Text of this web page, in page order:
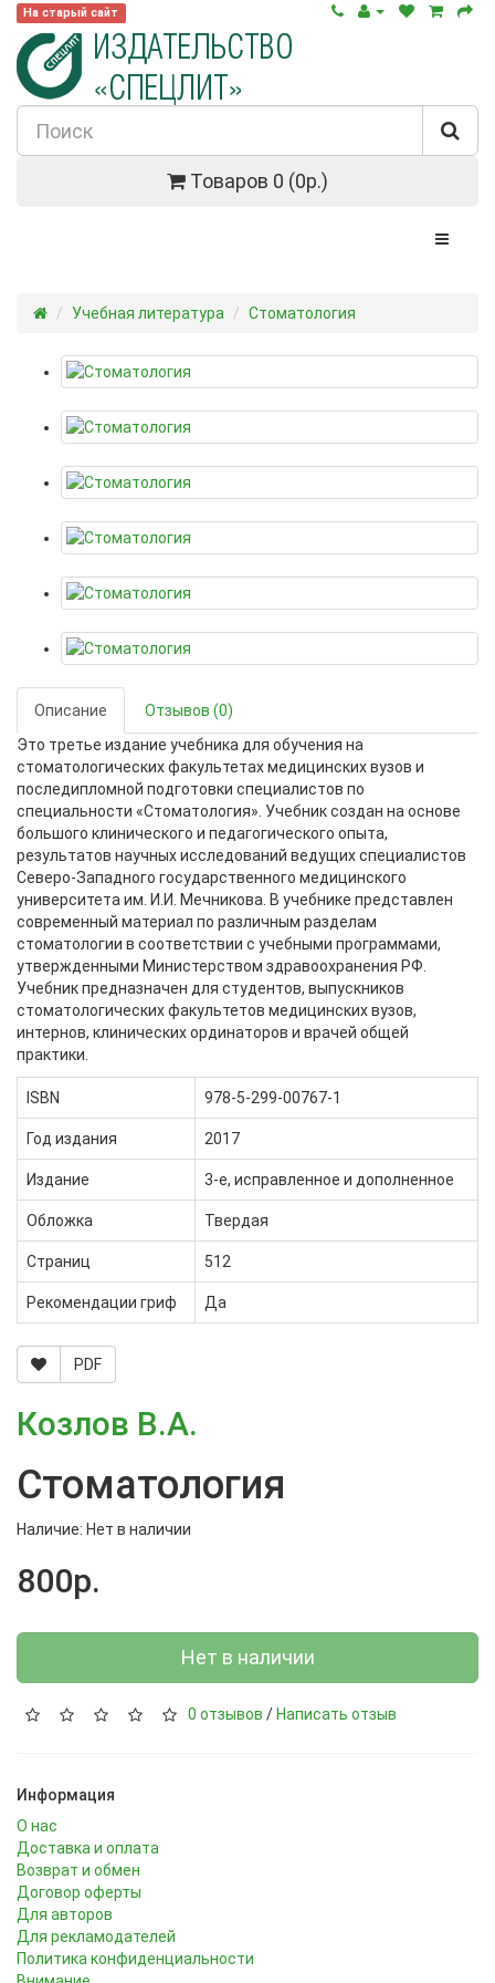
На старый сайт
Товаров 0 (0р.)
Учебная литература Стоматология
Описание
Отзывов (0)
Это третье издание учебника для обучения на
стоматологических факультетах медицинских вузов и
последипломной подготовки специалистов по
специальности «Стоматология». Учебник создан на основе
большого клинического и педагогического опыта,
результатов научных исследований ведущих специалистов
Северо-Западного государственного медицинского
университета им. И.И. Мечникова. В учебнике представлен
современный материал по различным разделам
стоматологии в соответствии с учебными программами,
утвержденными Министерством здравоохранения РФ.
Учебник предназначен для студентов, выпускников
стоматологических факультетов медицинских вузов,
интернов, клинических ординаторов и врачей общей
практики.
ISBN 978-5-299-00767-1
Год издания 2017
Издание 3-е, исправленное и дополненное
Обложка Твердая
Страниц 512
Рекомендации гриф Да
PDF
Козлов В.А.
Стоматология
Наличие: Нет в наличии
800р.
Нет в наличии
0 отзывов / Написать отзыв
Информация
О нас
Доставка и оплата
Возврат и обмен
Договор оферты
Для авторов
Для рекламодателей
Политика конфиденциальности